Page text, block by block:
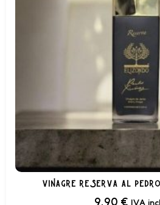
vinagre reserva al
9,90 € IVA